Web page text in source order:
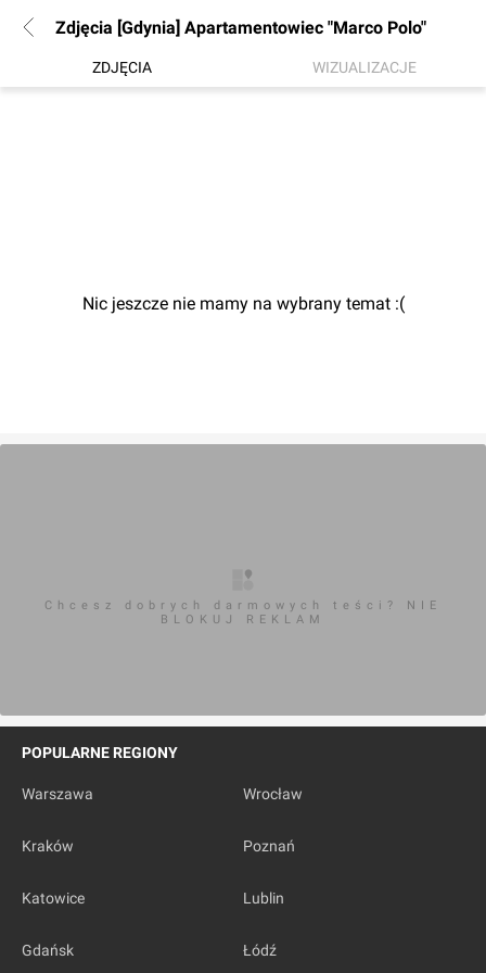
Zdjęcia [Gdynia] Apartamentowiec "Marco Polo"
ZDJĘCIA WIZUALIZACJE
Nic jeszcze nie mamy na wybrany temat :(
Chcesz dobrych darmowych teści? NIE
BLOKUJ REKLAM
POPULARNE REGIONY
Warszawa Wrocław
Kraków Poznań
Katowice Lublin
Gdańsk Łódź